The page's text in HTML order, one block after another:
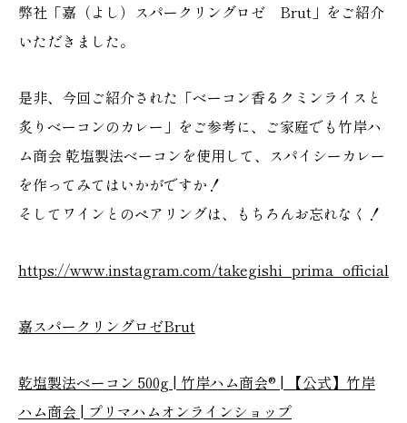
弊社「嘉（よし）スパークリングロゼ Brut」をご紹介
いただきました。
是非、今回ご紹介された「ベーコン香るクミンライスと
炙りベーコンのカレー」をご参考に、ご家庭でも竹岸ハ
ム商会 乾塩製法ベーコンを使用して、スパイシーカレー
を作ってみてはいかがですか！
そしてワインとのペアリングは、もちろんお忘れなく！
https://www.instagram.com/takegishi_prima_official
嘉スパークリングロゼBrut
乾塩製法ベーコン 500g | 竹岸ハム商会® | 【公式】竹岸
ハム商会 | プリマハムオンラインショップ